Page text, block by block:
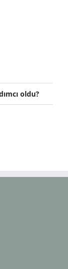
oldu?